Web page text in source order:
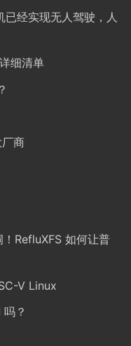
经实现无人驾驶，人
细清单
商
RefluXFS 如何让普
V Linux
？